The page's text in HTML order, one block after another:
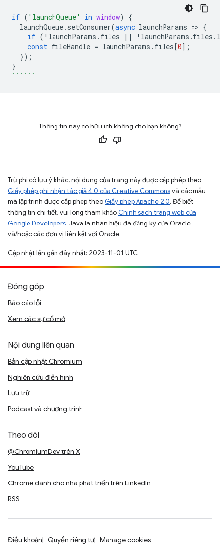
if ( 'launchQueue' in window)
{
launchQueue. setConsumer(async launchParams => {
if ( ! launchParams . files || ! launchParams . files .
const fileHandle = launchParams . files[0];
});
}
``````
Thông tin này có hữu ích không cho bạn không?
Trừ phi có lưu ý khác, nội dung của trang này được cấp phép theo
Giấy phép ghi nhận tác giả 4.0 của Creative Commonsvà các mẫu
mã lập trình được cấp phép theo Giấy phép Apache 2.0. Để biết
thông tin chi tiết, vui lòng tham khảo Chính sách trang web của
Google Developers. Java là nhãn hiệu đã đăng ký của Oracle
và/hoặc các đơn vị liên kết với Oracle.
Cập nhật lần gần đây nhất: 2023-11-01 UTC.
Đóng góp
Báo cáo lỗi
Xem các sự cố mở
Nội dung liên quan
Bản cập nhật Chromium
Nghiên cứu điển hình
Lưu trữ
Podcast và chương trình
Theo dõi
@ChromiumDev trên X
YouTube
Chrome dành cho nhà phát triển trên LinkedIn
RSS
Điều khoản Quyền riêng tư Manage cookies